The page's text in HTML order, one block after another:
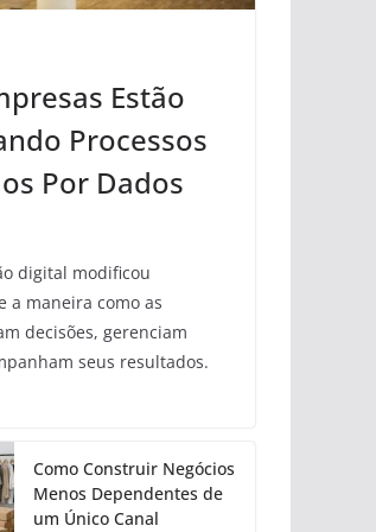
Estão
Processos
Por Dados
digital modificou
a maneira como as
decisões, gerenciam
seus resultados.
Como Construir Negócios
Menos Dependentes de
um Único Canal